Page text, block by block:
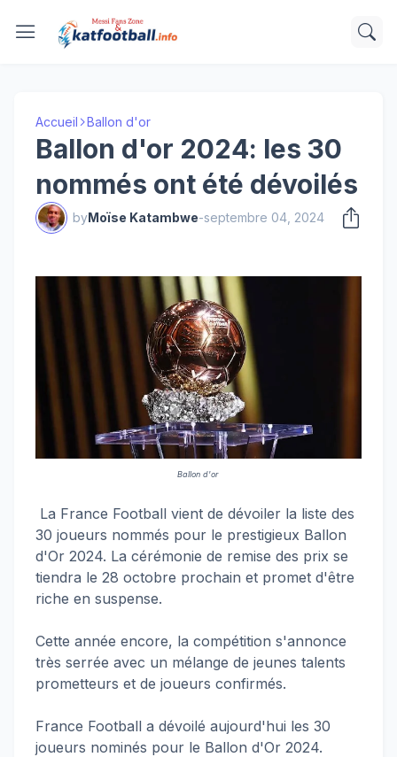
Accueil Ballon d'or
Ballon d'or 2024: les 30
nommés ont été dévoilés
byMoïse Katambwe-septembre 04, 2024
Ballon d'or
La France Football vient de dévoiler la liste des
30 joueurs nommés pour le prestigieux Ballon
d'Or 2024. La cérémonie de remise des prix se
tiendra le 28 octobre prochain et promet d'être
riche en suspense.
Cette année encore, la compétition s'annonce
très serrée avec un mélange de jeunes talents
prometteurs et de joueurs confirmés.
France Football a dévoilé aujourd'hui les 30
joueurs nominés pour le Ballon d'Or 2024.